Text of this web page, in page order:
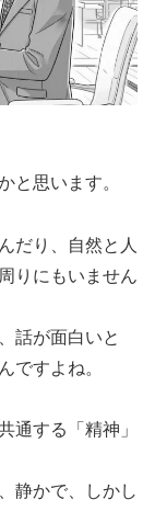
と思います。
だり、自然と人
りにもいません
話が面白いと
ですよね。
通する「精神」
静かで、しかし